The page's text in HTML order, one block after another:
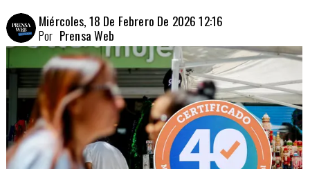
Miércoles, 18 De Febrero De 2026 12:16
Prensa Web
Por